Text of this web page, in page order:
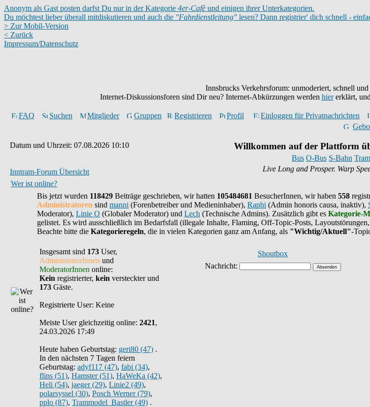
Anonym als Gast posten darfst Du nur in der Kategorie 4er-Cafè und einigen ihrer Unterkategorien.
Du möchtest lieber überall mitdiskutieren und auch die "Fahrdienstleitung" lesen? Dann registrier' dich schnell -
> Zur Mobil-Version
< Zurück
Impressum/Datenschutz
Innsbrucks Verkehrsforum: unmoderiert, schnell
Internet-Diskussionsforen sind Dir neu? Internet-Abkürzungen werden hiererklärt, und
FAQ Suchen Mitglieder Gruppen Registrieren Profil Einloggen für Privatnachrichten
Datum und Uhrzeit: 07.08.2026 10:10
Inntram-Forum Übersicht
Willkommen auf der Plattform
Bus O-Bus S-Bahn Tram
Live Long and Prosper. Warp
Wer ist online?
Bis jetzt wurden 118429 Beiträge geschrieben, wir hatten 105484681 BesucherInnen, wir haben 558
Administratoren sind manni (Forenbetreiber und Medieninhaber), Raphi (Admin honoris causa, inaktiv),
Moderator), Linie O (Globaler Moderator) und Lech (Technische Admins). Zusätzlich gibt es Kategorie-
gelistet. Es wird ausschließlich im Bedarfsfall (illegale Inhalte, Flaming, Off-Topic-Posts,
Beachte bitte die Kategorieregeln, die in vielen Kategorien ganz am Anfang, als "Wichtig/Aktuell"-
Insgesamt sind 173 User,
AdministratorInnen und
ModeratorInnen online:
Kein registrierter, kein versteckter und
173 Gäste.
Registrierte User: Keine
Meiste User gleichzeitig online: 2421,
24.03.2026 17:49
Heute haben Geburtstag: geri80 (47) .
In den nächsten 7 Tagen feiern
Geburtstag: adyf117 (47), fabi (34),
flins (51), Hamster (51), HaWeKa (42),
Heli (54), jaeger (29), Linie2 (49),
polarsyssel (30), Posch Werner (79),
pplo (87), Trammodel_Bastler (49) .
Shoutbox